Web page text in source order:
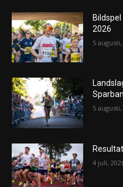
2026
5 augusti,
5 augusti,
4 juli,